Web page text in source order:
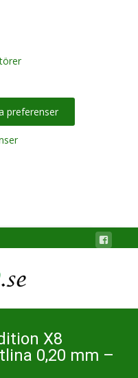
preferenser
X8
0,20 mm –